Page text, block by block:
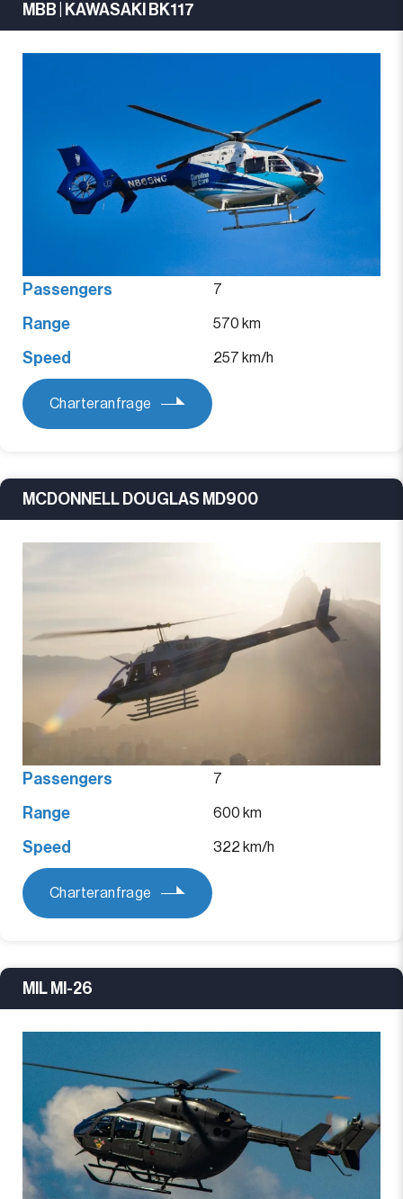
MBB | KAWASAKI BK117
Passengers 7
Range 570 km
Speed 257 km/h
Charteranfrage
MCDONNELL DOUGLAS MD900
Passengers 7
Range 600 km
Speed 322 km/h
Charteranfrage
MIL MI-26